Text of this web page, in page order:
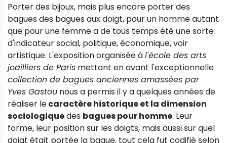
Porter des bijoux, mais plus encore porter des
bagues des bagues aux doigt, pour un homme autant
que pour une femme a de tous temps été une sorte
d'indicateur social, politique, économique, voir
artistique. L'exposition organisée àl'école des arts
joailliers de Paris mettant en avant l'exceptionnelle
collection de bagues anciennes amassées par
Yves Gastou nous a permis il y a quelques années de
réaliser lecaractère historique et la dimension
sociologiquedes bagues pour homme. Leur
forme, leur position sur les doigts, mais aussi sur quel
doigt était portée la bague, tout cela fut codifié selon